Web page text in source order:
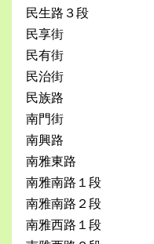
民生路３段
民享街
民有街
民治街
民族路
南門街
南興路
南雅東路
南雅南路１段
南雅南路２段
南雅西路１段